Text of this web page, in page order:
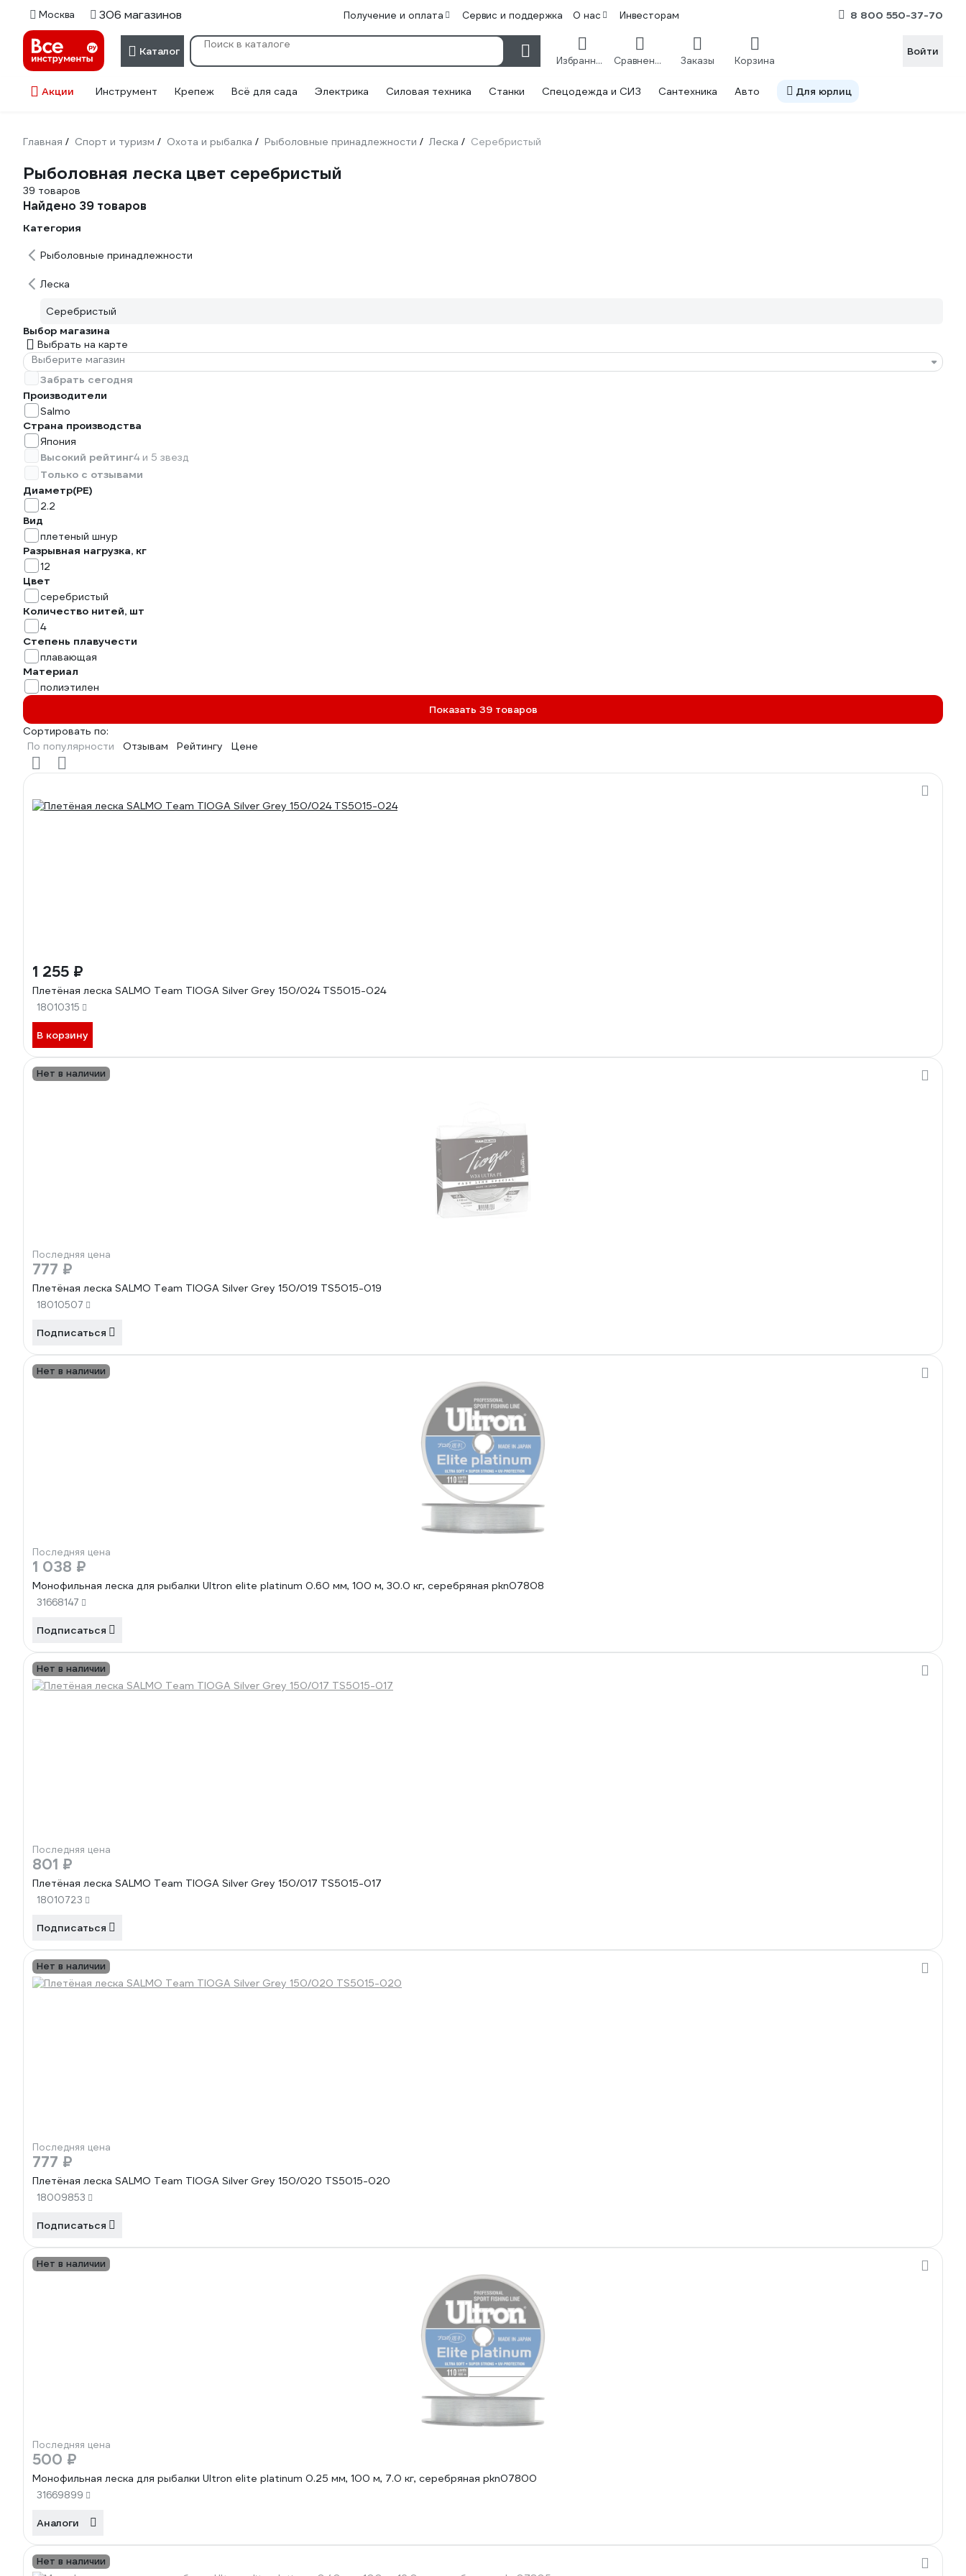
Москва 306 магазинов Получение и оплата Сервис и поддержка О нас Инвесторам 8 800 550-37-70
Каталог
Избранное Сравнение Заказы Корзина
Войти
Акции Инструмент Крепеж Всё для сада Электрика Силовая техника Станки Спецодежда и СИЗ Сантехника Авто Для юрлиц
Главная / Спорт и туризм / Охота и рыбалка / Рыболовные принадлежности / Леска / Серебристый
Рыболовная леска цвет серебристый
39 товаров
Найдено 39 товаров
Категория
Рыболовные принадлежности
Леска
Серебристый
Выбор магазина
Выбрать на карте
Выберите магазин
Забрать сегодня
Производители
Salmo
Страна производства
Япония
Высокий рейтинг4 и 5 звезд
Только с отзывами
Диаметр(PE)
2.2
Вид
плетеный шнур
Разрывная нагрузка, кг
12
Цвет
серебристый
Количество нитей, шт
4
Степень плавучести
плавающая
Материал
полиэтилен
Показать 39 товаров
Сортировать по:
По популярности
Отзывам Рейтингу Цене
1 255 ₽
Плетёная леска SALMO Team TIOGA Silver Grey 150/024 TS5015-024
18010315
В корзину
Нет в наличии
Последняя цена
777 ₽
Плетёная леска SALMO Team TIOGA Silver Grey 150/019 TS5015-019
18010507
Подписаться
Нет в наличии
Последняя цена
1 038 ₽
Монофильная леска для рыбалки Ultron elite platinum 0.60 мм, 100 м, 30.0 кг, серебряная pkn07808
31668147
Подписаться
Нет в наличии
Последняя цена
801 ₽
Плетёная леска SALMO Team TIOGA Silver Grey 150/017 TS5015-017
18010723
Подписаться
Нет в наличии
Последняя цена
777 ₽
Плетёная леска SALMO Team TIOGA Silver Grey 150/020 TS5015-020
18009853
Подписаться
Нет в наличии
Последняя цена
500 ₽
Монофильная леска для рыбалки Ultron elite platinum 0.25 мм, 100 м, 7.0 кг, серебряная pkn07800
31669899
Аналоги
Нет в наличии